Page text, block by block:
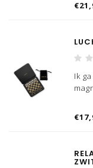
die
Ik
een